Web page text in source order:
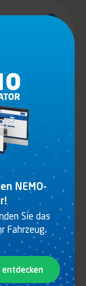
NEMO-
Sie das
Fahrzeug.
entdecken